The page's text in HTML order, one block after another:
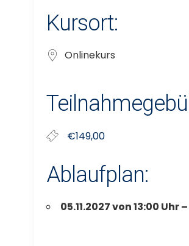
Kursort:
Onlinekurs
€149,00
Ablaufplan:
05.11.2027 von 13:00 Uhr